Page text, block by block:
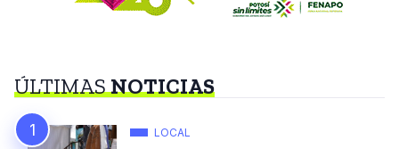
ÚLTIMASNOTICIAS
LOCAL